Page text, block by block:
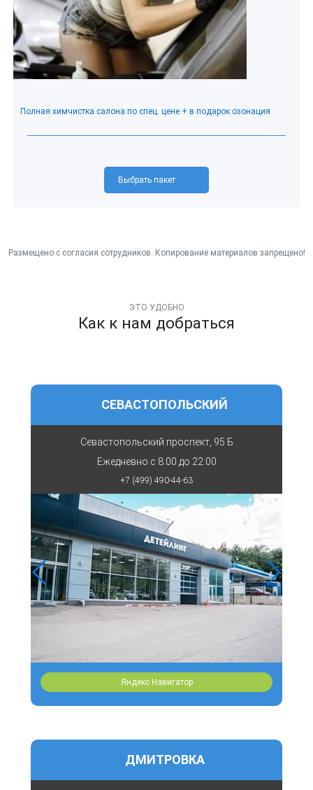
Полная химчистка салона по спец. цене + в подарок озонация
Выбрать пакет
ЭТО УДОБНО
Как к нам добраться
СЕВАСТОПОЛЬСКИЙ
Севастопольский проспект, 95 Б
Ежедневно с 8:00 до 22:00
+7 (499) 490-44-63
Яндекс Навигатор
ДМИТРОВКА